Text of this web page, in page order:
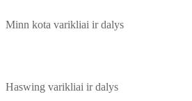
Minn kota varikliai ir dalys
Haswing varikliai ir dalys